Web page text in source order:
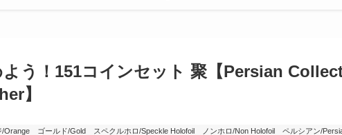
う！151コインセット 聚【Persian
】
/Orange ゴールド/Gold スペクルホロ/Speckle Holofoil ノンホロ/Non Holofoil
ペルシアン/